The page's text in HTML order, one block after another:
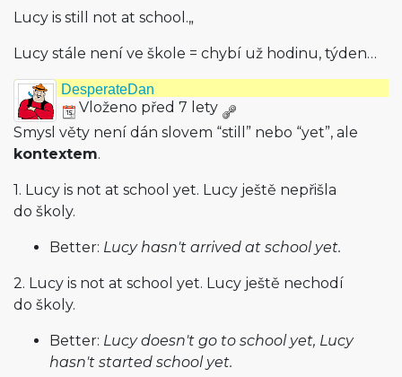
Lucy is still not at school.„
Lucy stále není ve škole = chybí už hodinu, týden…
DesperateDan
Vloženo před 7 lety
Smysl věty není dán slovem “still” nebo “yet”, ale
kontextem.
1. Lucy is not at school yet. Lucy ještě nepřišla
do školy.
Better: Lucy hasn't arrived at school yet.
2. Lucy is not at school yet. Lucy ještě nechodí
do školy.
Better: Lucy doesn't go to school yet, Lucy
hasn't started school yet.